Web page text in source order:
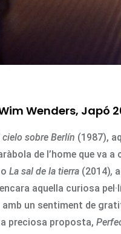
Wenders, Japó
cielo sobre Berlín (1987),
de l’home que va
La sal de la tierra (2014),
aquella curiosa
un sentiment de
preciosa proposta,